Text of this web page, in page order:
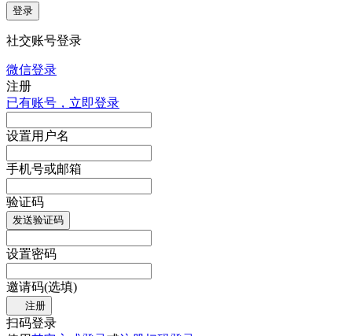
登录
社交账号登录
微信登录
注册
已有账号，立即登录
设置用户名
手机号或邮箱
验证码
发送验证码
设置密码
邀请码(选填)
注册
扫码登录